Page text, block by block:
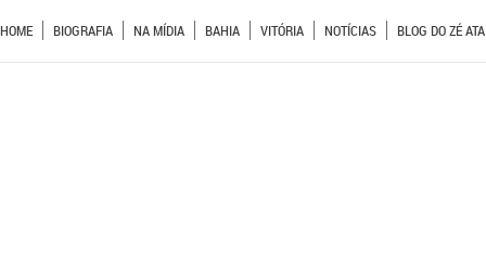
HOME BIOGRAFIA NA MÍDIA BAHIA VITÓRIA NOTÍCIAS BLOG DO ZÉ